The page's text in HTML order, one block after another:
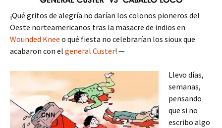
¡Qué gritos de alegría no darían los colonos pioneros del
Oeste norteamericanos tras la masacre de indios en
Wounded Knee o qué fiesta no celebrarían los sioux que
acabaron con el general Custer! —
Llevo días,
semanas,
pensando
que si no
escribo algo